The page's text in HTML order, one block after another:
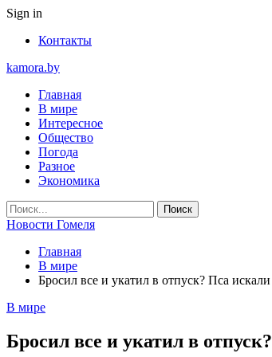
Sign in
Контакты
kamora.by
Главная
В мире
Интересное
Общество
Погода
Разное
Экономика
Новости Гомеля
Главная
В мире
Бросил все и укатил в отпуск? Пса
В мире
Бросил все и укатил в